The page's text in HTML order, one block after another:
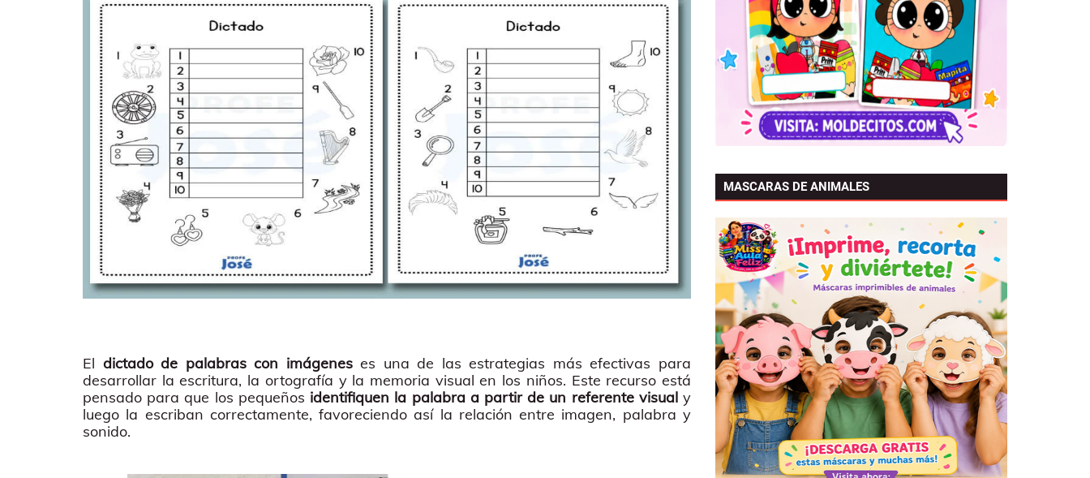
El dictado de palabras con imágeneses una de las estrategias más efectivas para
desarrollar la escritura, la ortografía y la memoria visual en los niños. Este recurso está
pensado para que los pequeños identifiquen la palabra a partir de un referente visualy
luego la escriban correctamente, favoreciendo así la relación entre imagen, palabra y
sonido.
MASCARAS DE ANIMALES